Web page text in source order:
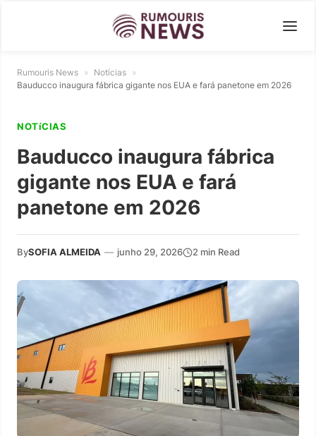
Rumouris News » Notícias »
Bauducco inaugura fábrica gigante nos EUA e fará panetone em 2026
NOTíCIAS
Bauducco inaugura fábrica
gigante nos EUA e fará
panetone em 2026
BySOFIA ALMEIDA — junho 29, 2026 2 min Read